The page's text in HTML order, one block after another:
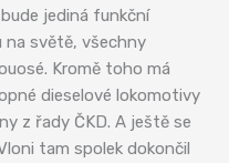
jediná funkční
světě, všechny
Kromě toho má
dieselové lokomotivy
z řady ČKD. A ještě se
tam spolek dokončil